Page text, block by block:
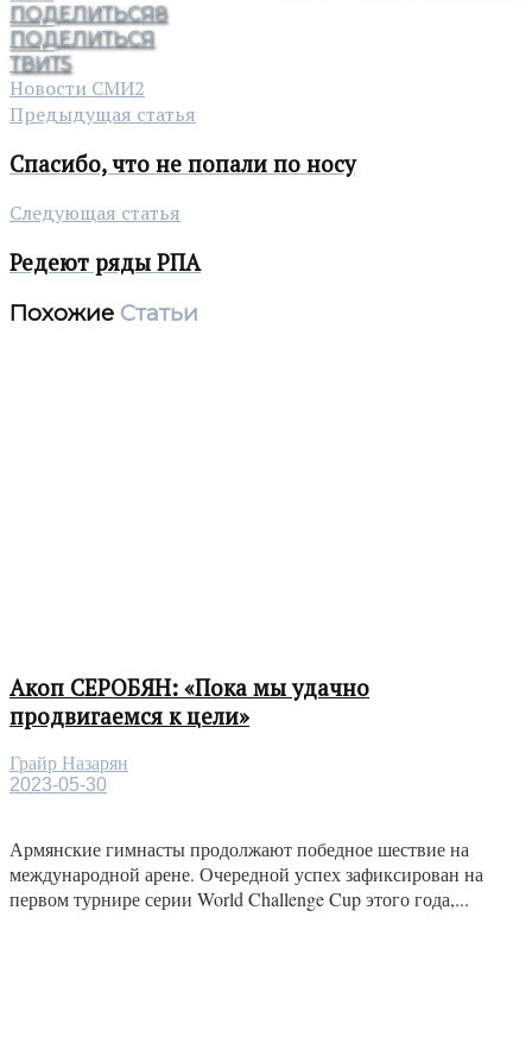
ПОДЕЛИТЬСЯ8
ПОДЕЛИТЬСЯ
ТВИТ5
Новости СМИ2
Предыдущая статья
Спасибо, что не попали по носу
Следующая статья
Редеют ряды РПА
Похожие Статьи
Акоп СЕРОБЯН: «Пока мы удачно
продвигаемся к цели»
Грайр Назарян
2023-05-30
Армянские гимнасты продолжают победное шествие на
международной арене. Очередной успех зафиксирован на
первом турнире серии World Challenge Cup этого года,...